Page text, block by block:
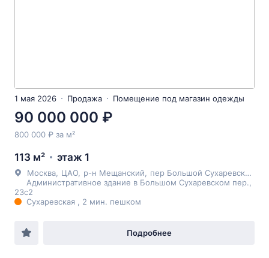
1 мая 2026 Продажа Помещение под магазин одежды
90 000 000 ₽
800 000 ₽ за м²
113 м² этаж 1
Москва ЦАО р-н Мещанский пер Большой Сухаревский
Административное здание в Большом Сухаревском пер.,
23с2
Сухаревская , 2 мин. пешком
Подробнее